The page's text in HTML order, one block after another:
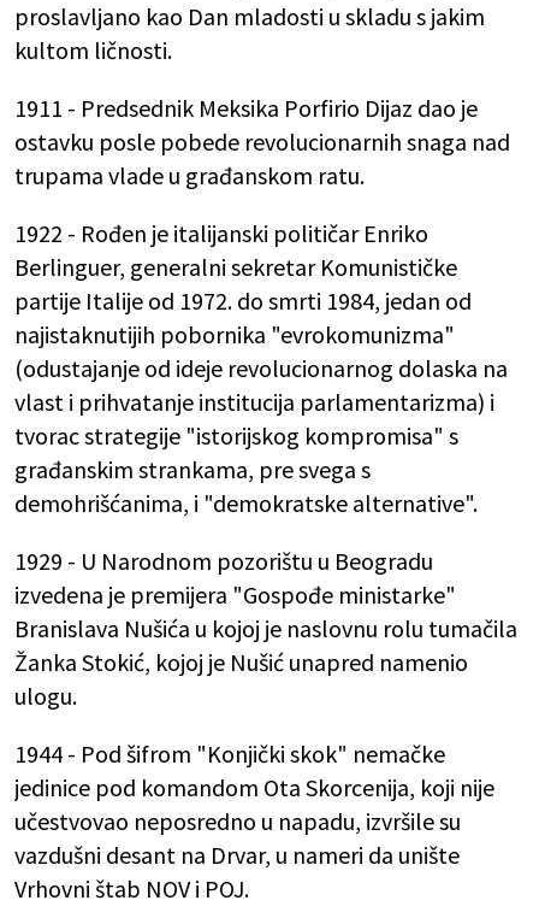
proslavljano kao Dan mladosti u skladu s jakim
kultom ličnosti.
1911 - Predsednik Meksika Porfirio Dijaz dao je
ostavku posle pobede revolucionarnih snaga nad
trupama vlade u građanskom ratu.
1922 - Rođen je italijanski političar Enriko
Berlinguer, generalni sekretar Komunističke
partije Italije od 1972. do smrti 1984, jedan od
najistaknutijih pobornika "evrokomunizma"
(odustajanje od ideje revolucionarnog dolaska na
vlast i prihvatanje institucija parlamentarizma) i
tvorac strategije "istorijskog kompromisa" s
građanskim strankama, pre svega s
demohrišćanima, i "demokratske alternative".
1929 - U Narodnom pozorištu u Beogradu
izvedena je premijera "Gospođe ministarke"
Branislava Nušića u kojoj je naslovnu rolu tumačila
Žanka Stokić, kojoj je Nušić unapred namenio
ulogu.
1944 - Pod šifrom "Konjički skok" nemačke
jedinice pod komandom Ota Skorcenija, koji nije
učestvovao neposredno u napadu, izvršile su
vazdušni desant na Drvar, u nameri da unište
Vrhovni štab NOV i POJ.